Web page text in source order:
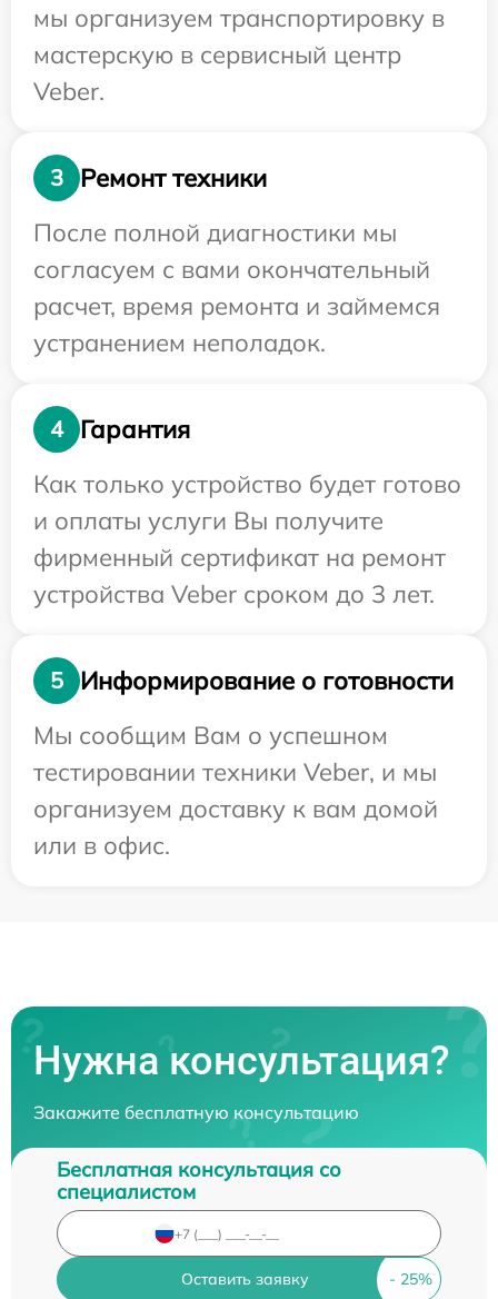
мы организуем транспортировку в
мастерскую в сервисный центр
Veber.
3
Ремонт техники
После полной диагностики мы
согласуем с вами окончательный
расчет, время ремонта и займемся
устранением неполадок.
4
Гарантия
Как только устройство будет готово
и оплаты услуги Вы получите
фирменный сертификат на ремонт
устройства Veber сроком до 3 лет.
5
Информирование о готовности
Мы сообщим Вам о успешном
тестировании техники Veber, и мы
организуем доставку к вам домой
или в офис.
Нужна консультация?
Закажите бесплатную консультацию
Бесплатная консультация со
специалистом
Оставить заявку